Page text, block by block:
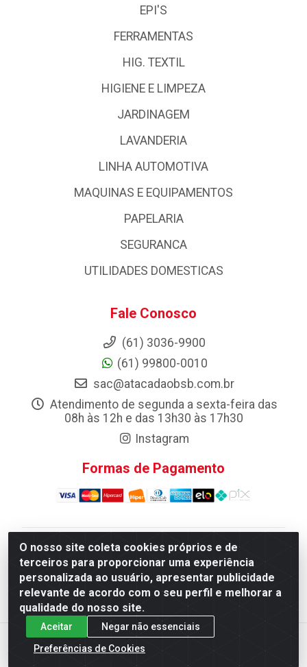
O nosso site coleta cookies próprios e de
terceiros para proporcionar uma experiência
personalizada ao usuário, apresentar publicidade
relevante de acordo com o seu perfil e melhorar a
qualidade do nosso site.
Aceitar
Negar não essenciais
Preferências de Cookies
EPI'S
FERRAMENTAS
HIG. TEXTIL
HIGIENE E LIMPEZA
JARDINAGEM
LAVANDERIA
LINHA AUTOMOTIVA
MAQUINAS E EQUIPAMENTOS
PAPELARIA
SEGURANCA
UTILIDADES DOMESTICAS
Fale Conosco
(61) 3036-9900
(61) 99800-0010
sac@atacadaobsb.com.br
Atendimento de segunda a sexta-feira das
08h às 12h e das 13h30 às 17h30
Instagram
Formas de Pagamento
Atacadao da Limpeza F. Pereira Queiroz Comercio e
Distribuicao LTDA - Quadra Qi 10 Lotes 39 e, 41 - Setor
Industrial (Taguatinga), Brasília/DF - CEP 72.135-100 -
CNPJ 13.184.675/0001-80